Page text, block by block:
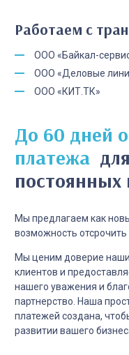
Работаем с
ООО «Байкал-
ООО «Деловые
ООО «КИТ.ТК»
До 60 дней отсрочка
платежа
постоянных
Мы предлагаем как
возможность
Мы ценим доверие
клиентов и
нашего уважения и
партнерство. Наша
платежей создана,
развитии вашего